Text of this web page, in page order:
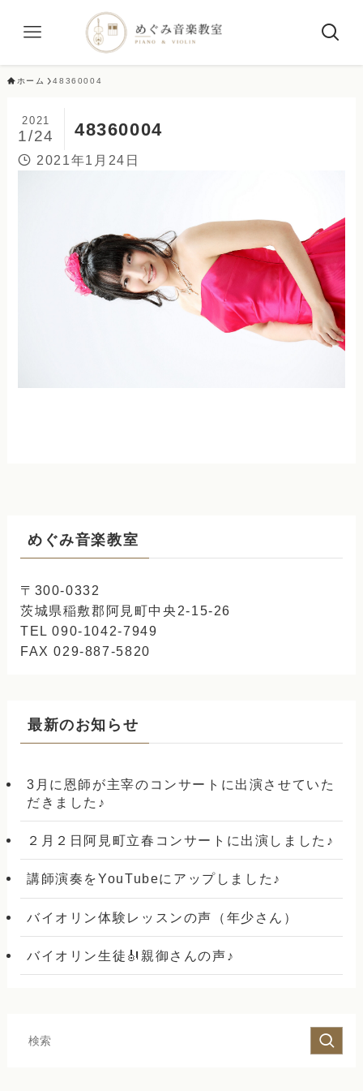
ホーム 48360004
48360004
2021
1/24
2021年1月24日
めぐみ音楽教室
〒300-0332
茨城県稲敷郡阿見町中央2-15-26
TEL 090-1042-7949
FAX 029-887-5820
最新のお知らせ
3月に恩師が主宰のコンサートに出演させていた
だきました♪
２月２日阿見町立春コンサートに出演しました♪
講師演奏をYouTubeにアップしました♪
バイオリン体験レッスンの声（年少さん）
バイオリン生徒🎻親御さんの声♪